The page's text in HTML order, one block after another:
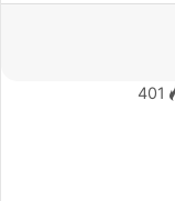
401